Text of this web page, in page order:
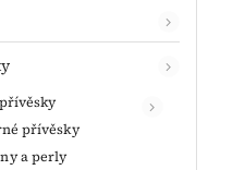
přívěsky
a perly